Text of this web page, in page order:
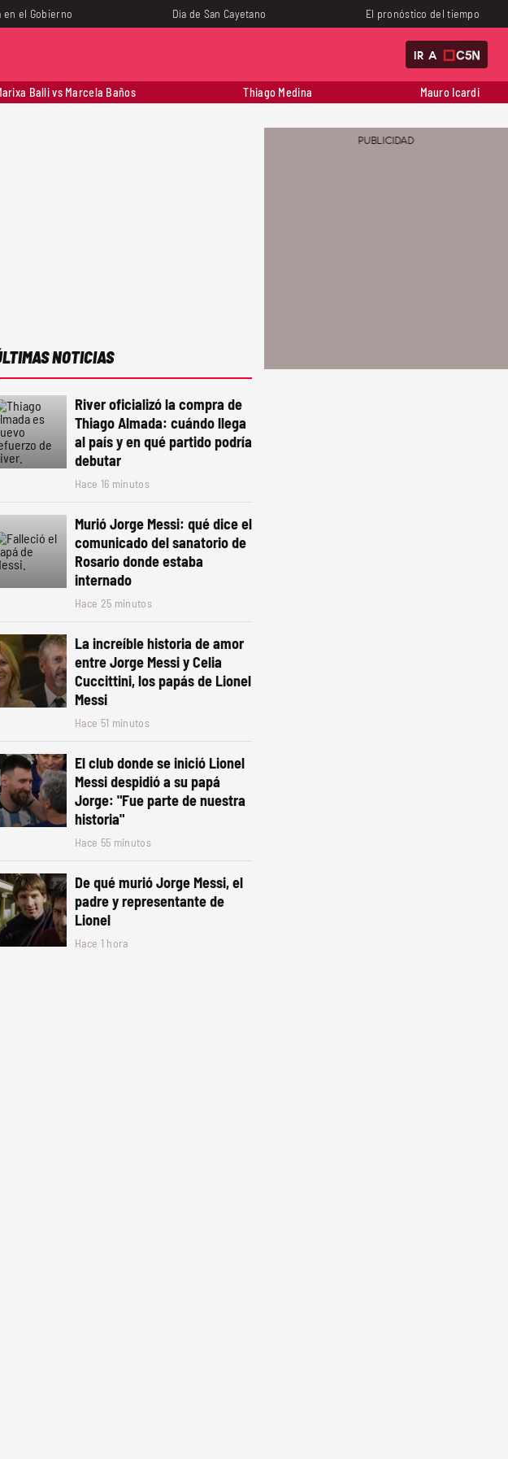
en el Gobierno Día de San Cayetano El pronóstico del tiempo
IR A
Balli vs Marcela Baños Thiago Medina Mauro Icardi
NOTICIAS
River oficializó la compra de
Thiago Almada: cuándo llega
al país y en qué partido podría
debutar
Hace 16 minutos
Murió Jorge Messi: qué dice el
comunicado del sanatorio de
Rosario donde estaba
internado
Hace 25 minutos
La increíble historia de amor
entre Jorge Messi y Celia
Cuccittini, los papás de Lionel
Messi
Hace 51 minutos
El club donde se inició Lionel
Messi despidió a su papá
Jorge: "Fue parte de nuestra
historia"
Hace 55 minutos
De qué murió Jorge Messi, el
padre y representante de
Lionel
Hace 1 hora